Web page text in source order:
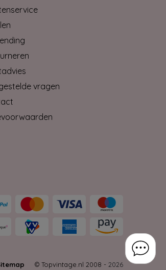
vragen
© Topvintage.nl 2008 - 2026